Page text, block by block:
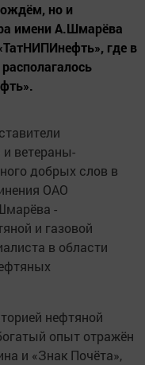
но и
имени А.Шмарёва
где в
ветераны-
добрых слов в
ОАО
-
и газовой
в области
нефтяной
опыт отражён
и «Знак Почёта»,